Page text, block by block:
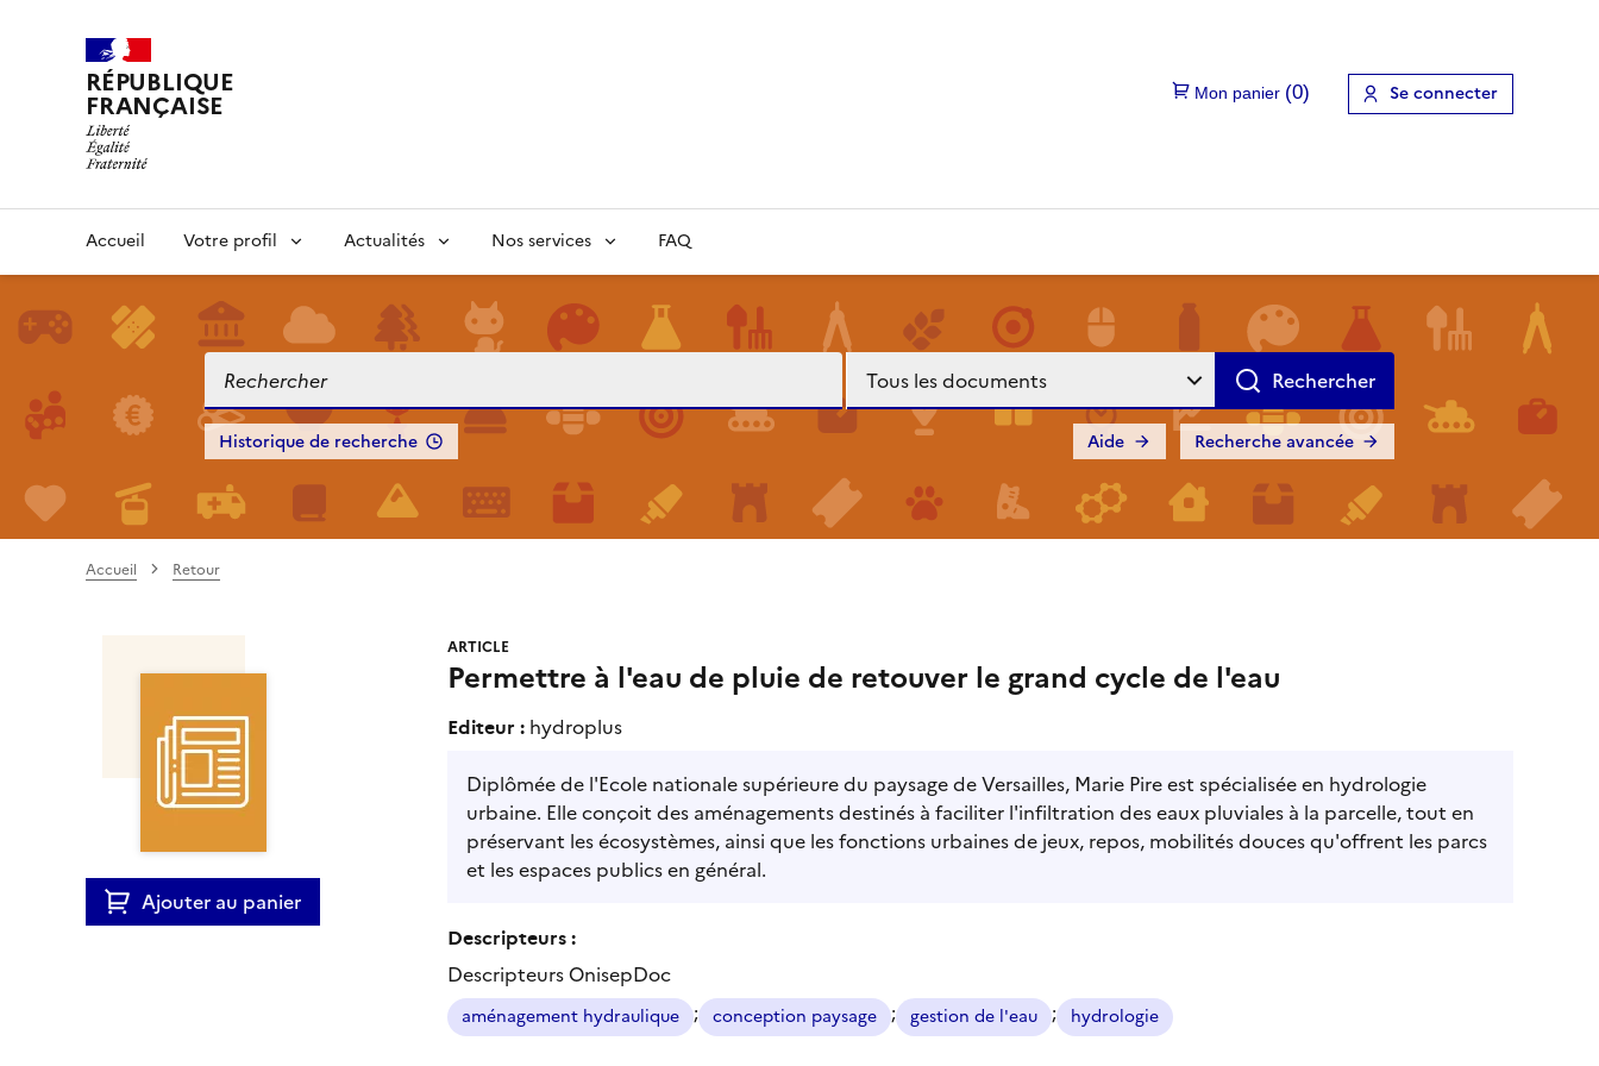
RÉPUBLIQUE
FRANÇAISE Se connecter
Accueil Votre profil Actualités Nos services FAQ
Historique de recherche Recherche avancée
Aide
Accueil Retour
Ajouter au panier
ARTICLE
Permettre à l'eau de pluie de retouver le grand cycle de l'eau
Editeur : hydroplus
Diplômée de l'Ecole nationale supérieure du paysage de Versailles, Marie Pire est spécialisée en hydrologie
urbaine. Elle conçoit des aménagements destinés à faciliter l'infiltration des eaux pluviales à la parcelle, tout en
préservant les écosystèmes, ainsi que les fonctions urbaines de jeux, repos, mobilités douces qu'offrent les parcs
et les espaces publics en général.
Descripteurs :
Descripteurs OnisepDoc
aménagement hydraulique ; conception paysage ; gestion de l'eau ; hydrologie